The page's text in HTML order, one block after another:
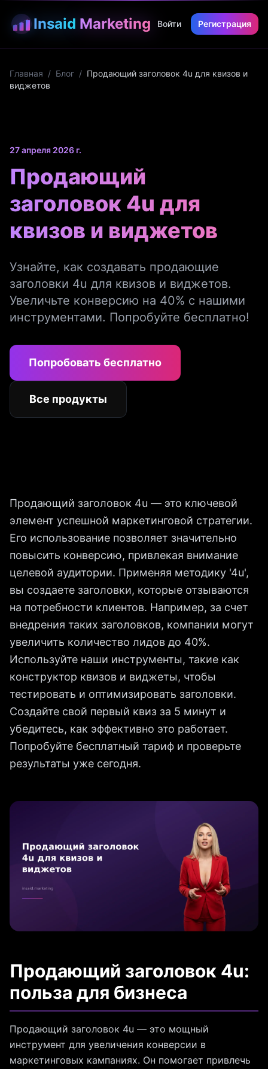
Insaid Marketing Войти Регистрация
Главная / Блог / Продающий заголовок 4u для квизов и
виджетов
27 апреля 2026 г.
Продающий
заголовок 4u для
квизов и виджетов
Узнайте, как создавать продающие
заголовки 4u для квизов и виджетов.
Увеличьте конверсию на 40% с нашими
инструментами. Попробуйте бесплатно!
Попробовать бесплатно
Все продукты
Продающий заголовок 4u — это ключевой
элемент успешной маркетинговой стратегии.
Его использование позволяет значительно
повысить конверсию, привлекая внимание
целевой аудитории. Применяя методику '4u',
вы создаете заголовки, которые отзываются
на потребности клиентов. Например, за счет
внедрения таких заголовков, компании могут
увеличить количество лидов до 40%.
Используйте наши инструменты, такие как
конструктор квизов и виджеты, чтобы
тестировать и оптимизировать заголовки.
Создайте свой первый квиз за 5 минут и
убедитесь, как эффективно это работает.
Попробуйте бесплатный тариф и проверьте
результаты уже сегодня.
Продающий заголовок 4u:
польза для бизнеса
Продающий заголовок 4u — это мощный
инструмент для увеличения конверсии в
маркетинговых кампаниях. Он помогает привлечь